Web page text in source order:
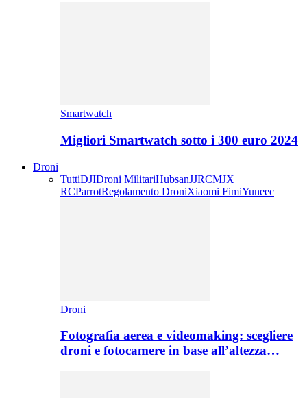
Smartwatch
Migliori Smartwatch sotto i 300 euro 2024
Droni
TuttiDJIDroni MilitariHubsanJJRCMJX
RCParrotRegolamento DroniXiaomi FimiYuneec
Droni
Fotografia aerea e videomaking: scegliere
droni e fotocamere in base all’altezza…